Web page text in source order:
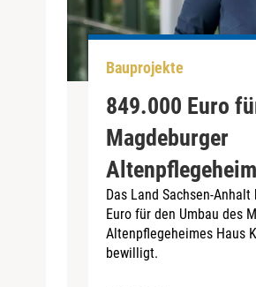
Bauprojekte
849.000 Euro
Magdeburger
Altenpflegeheim
Das Land Sachsen-
Euro für den Umbau des
Altenpflegeheimes Haus
bewilligt.